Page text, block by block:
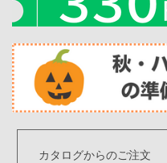
カタログからのご注文